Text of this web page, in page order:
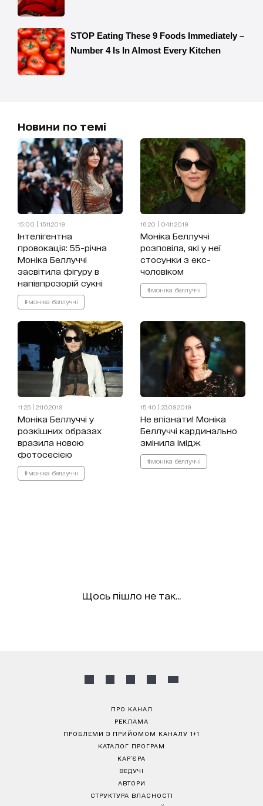
Новини по темі
15:00 | 15.11.2019
Інтелігентна
провокація: 55-річна
Моніка Беллуччі
засвітила фігуру в
напівпрозорій сукні
#моніка беллуччі
16:20 | 04.11.2019
Моніка Беллуччі
розповіла, які у неї
стосунки з екс-
чоловіком
#моніка беллуччі
11:25 | 21.10.2019
Моніка Беллуччі у
розкішних образах
вразила новою
фотосесією
#моніка беллуччі
15:40 | 23.09.2019
Не впізнати! Моніка
Беллуччі кардинально
змінила імідж
#моніка беллуччі
Щось пішло не так...
ПРО КАНАЛ
РЕКЛАМА
ПРОБЛЕМИ З ПРИЙОМОМ КАНАЛУ 1+1
КАТАЛОГ ПРОГРАМ
КАР’ЄРА
ВЕДУЧІ
АВТОРИ
СТРУКТУРА ВЛАСНОСТІ